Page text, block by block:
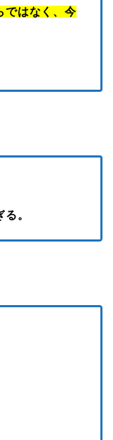
ではなく、今
。